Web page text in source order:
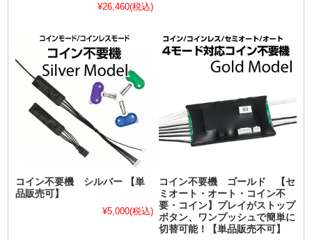
¥26,460(税込)
コイン不要機 シルバー 【単
品販売可】
¥5,000(税込)
コイン不要機 ゴールド 【セ
ミオート・オート・コイン不
要・コイン】プレイがストップ
ボタン、ワンプッシュで簡単に
切替可能！【単品販売不可】